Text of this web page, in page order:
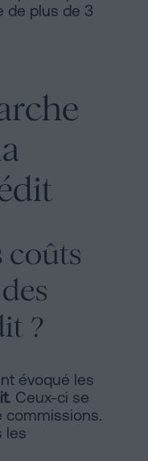
de plus de 3
coûts
?
évoqué les
. Ceux-ci se
commissions.
les